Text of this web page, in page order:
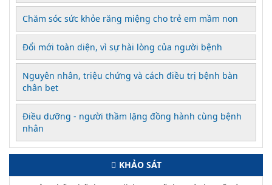
Chăm sóc sức khỏe răng miệng cho trẻ em mầm non
Đổi mới toàn diện, vì sự hài lòng của người bệnh
Nguyên nhân, triệu chứng và cách điều trị bệnh bàn
chân bẹt
Điều dưỡng - người thầm lặng đồng hành cùng bệnh
nhân
KHẢO SÁT